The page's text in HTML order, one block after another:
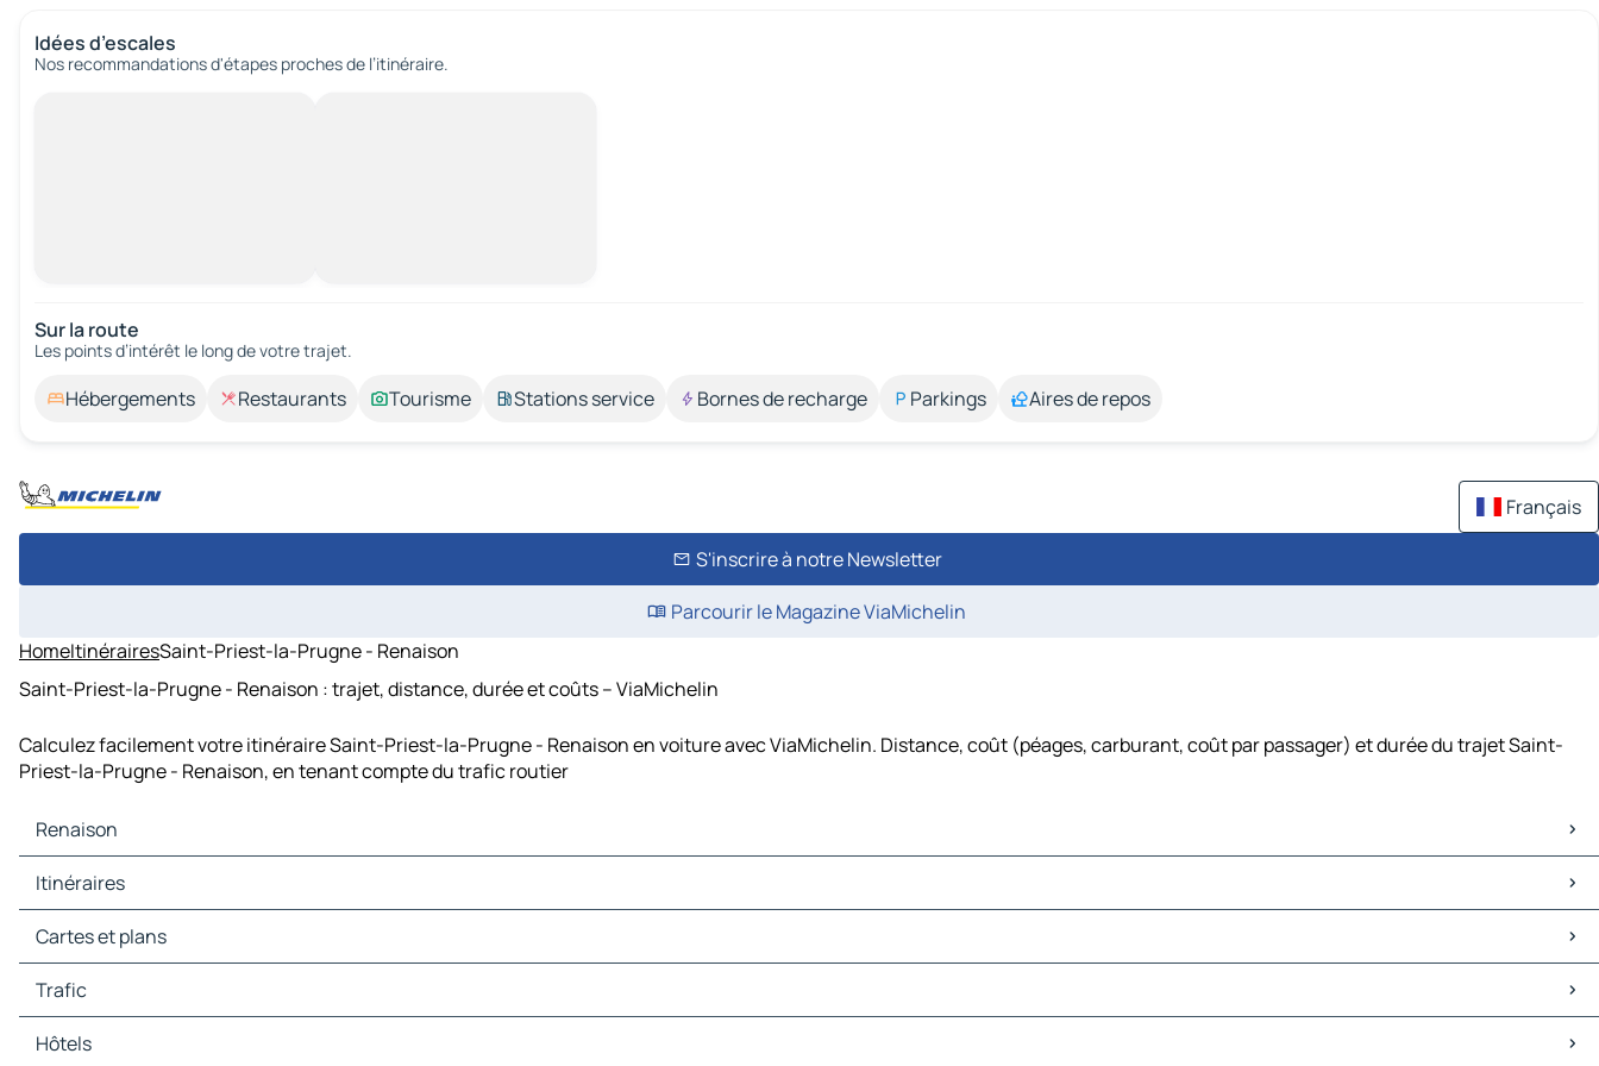
Idées d’escales
Nos recommandations d'étapes proches de l’itinéraire.
Sur la route
Les points d’intérêt le long de votre trajet.
Hébergements Restaurants Tourisme Stations service Bornes de recharge Parkings Aires de repos
Français
S'inscrire à notre Newsletter
Parcourir le Magazine ViaMichelin
HomeItinérairesSaint-Priest-la-Prugne - Renaison
Saint-Priest-la-Prugne - Renaison : trajet, distance, durée et coûts – ViaMichelin
Calculez facilement votre itinéraire Saint-Priest-la-Prugne - Renaison en voiture avec ViaMichelin. Distance, coût (péages, carburant, coût par passager) et durée du trajet Saint-
Priest-la-Prugne - Renaison, en tenant compte du trafic routier
Renaison
Renaison Cartes et plans
Renaison Trafic
Renaison Hôtels
Renaison Restaurants
Renaison Stations-service
Itinéraires
Itinéraires Renaison - Roanne
Itinéraires Renaison - Riorges
Itinéraires Renaison - Villerest
Itinéraires Renaison - Mably
Itinéraires Renaison - Commelle-Vernay
Itinéraires Renaison - Le Coteau
Cartes et plans
Cartes et plans Roanne
Cartes et plans Riorges
Cartes et plans Villerest
Cartes et plans Mably
Trafic
Trafic Roanne
Trafic Riorges
Hôtels